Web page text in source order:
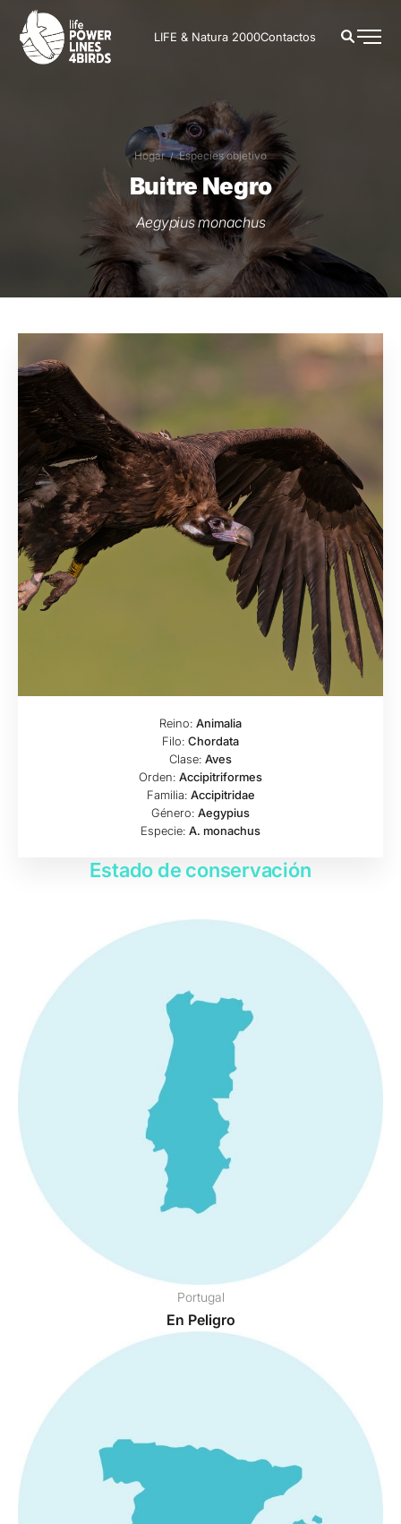
LIFE & Natura 2000Contactos
Hogar Especies objetivo
Buitre Negro
Aegypius monachus
Reino: Animalia
Filo: Chordata
Clase: Aves
Orden: Accipitriformes
Familia: Accipitridae
Género: Aegypius
Especie: A. monachus
Estado de conservación
Portugal
En Peligro